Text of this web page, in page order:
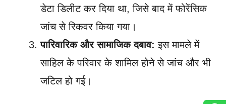
डेटा डिलीट कर दिया था, जिसे बाद में फोरेंसिक
जांच से रिकवर किया गया।
पारिवारिक और सामाजिक दबाव: इस मामले में
साहिल के परिवार के शामिल होने से जांच और भी
जटिल हो गई।